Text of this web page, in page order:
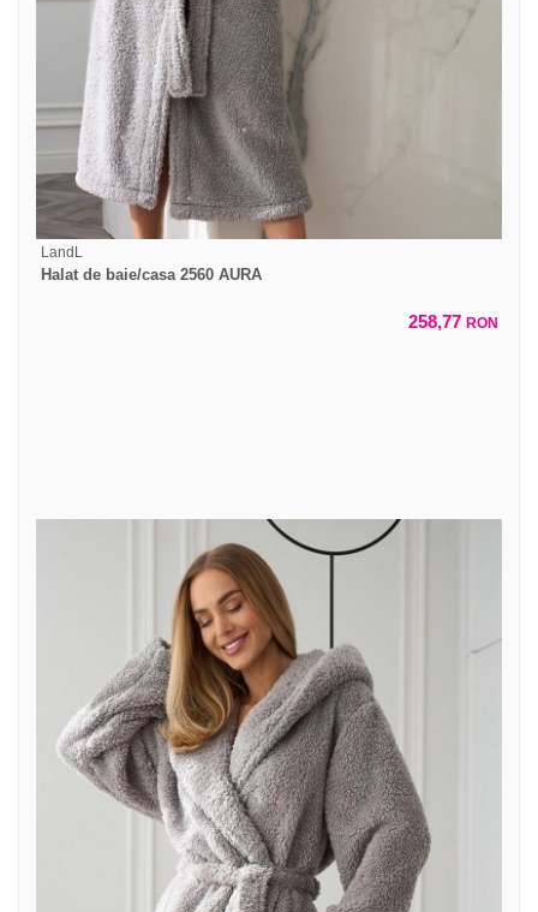
LandL
Halat de baie/casa 2560 AURA
258,77 RON